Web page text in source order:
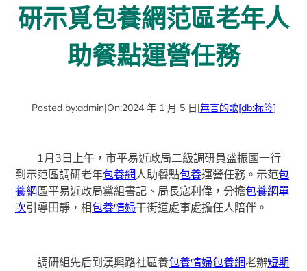
研示覓包養網范區老年人
助餐點運營任務
Posted by:admin|On:2024 年 1 月 5 日|無言的歌[db:标签]
1月3日上午，市平易近政局二級調研員盛振國一行
到示范區調研老年包養網人助餐點包養運營任務。示范包
養網區平易近政局黨組書記、局長寇利偉，分擔包養網單
次引導田靜，相包養情婦干街道處事處擔任人陪伴。
調研組先后到漢興路社區養包養情婦包養網老辦短期